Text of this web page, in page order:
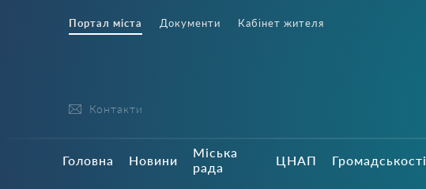
Портал міста Документи Кабінет жителя
Контакти
Головна Новини
Міська
рада
ЦНАП Громадськості